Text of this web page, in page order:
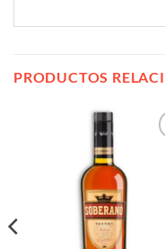
PRODUCTOS